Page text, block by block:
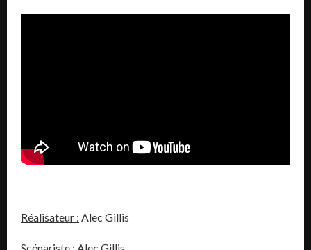
Réalisateur : Alec Gillis